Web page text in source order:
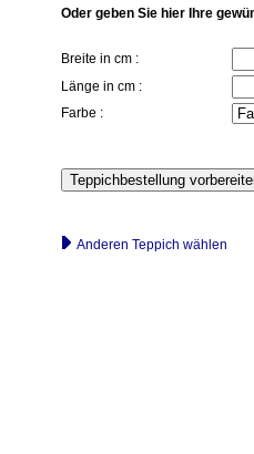
Oder geben Sie hier Ihre
Breite in cm :
Länge in cm :
Farbe :
Anderen Teppich wählen